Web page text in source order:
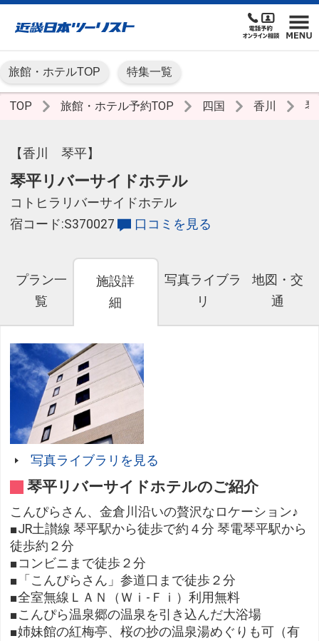
旅館・ホテルTOP 特集一覧
TOP 旅館・ホテル予約TOP 四国 香川
【香川 琴平】
琴平リバーサイドホテル
コトヒラリバーサイドホテル
宿コード:S370027
口コミを見る
プラン一
覧
施設詳
細
写真ライブラ
リ
地図・交
通
写真ライブラリを見る
琴平リバーサイドホテルのご紹介
こんぴらさん、金倉川沿いの贅沢なロケーション♪
■JR土讃線 琴平駅から徒歩で約４分 琴電琴平駅から
徒歩約２分
■コンビニまで徒歩２分
■「こんぴらさん」参道口まで徒歩２分
■全室無線ＬＡＮ（Ｗｉ-Ｆｉ）利用無料
■こんぴら温泉郷の温泉を引き込んだ大浴場
■姉妹館の紅梅亭、桜の抄の温泉湯めぐりも可（有